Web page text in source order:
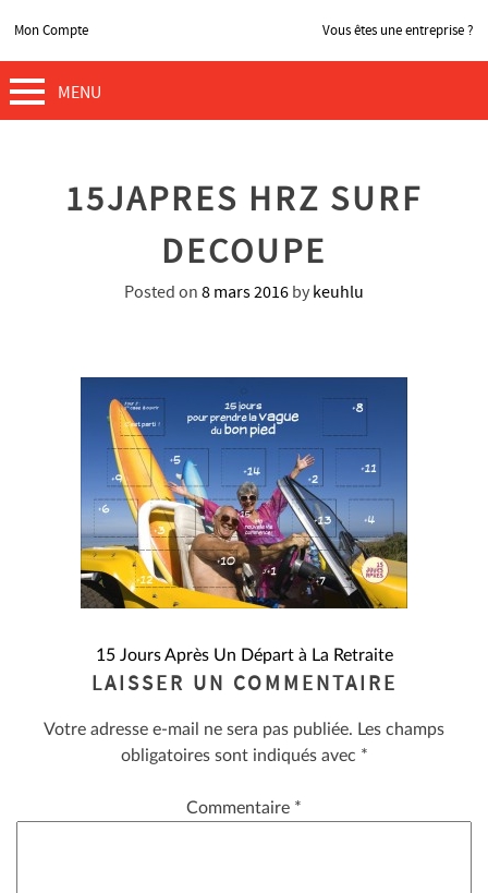
Mon Compte Vous êtes une entreprise ?
MENU
15JAPRES HRZ SURF
DECOUPE
Posted on 8 mars 2016 by keuhlu
NAVIGATION
L’ARTICLE
15 Jours Après Un Départ à La Retraite
LAISSER UN COMMENTAIRE
Votre adresse e-mail ne sera pas publiée. Les champs
obligatoires sont indiqués avec *
Commentaire *